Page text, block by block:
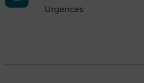
Urgences